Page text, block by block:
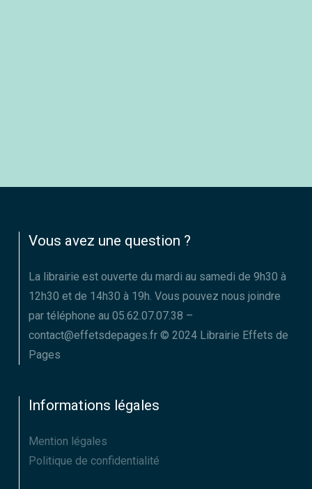
Vous avez une question ?
La librairie est ouverte du mardi au samedi de 9h30 à
12h30 et de 14h30 à 19h. Vous pouvez nous joindre
par téléphone au 05.62.07.07.38 –
contact@effetsdepages.fr © 2024 Librairie Effets de
Pages
Informations légales
Mention légales
Politique de confidentialité